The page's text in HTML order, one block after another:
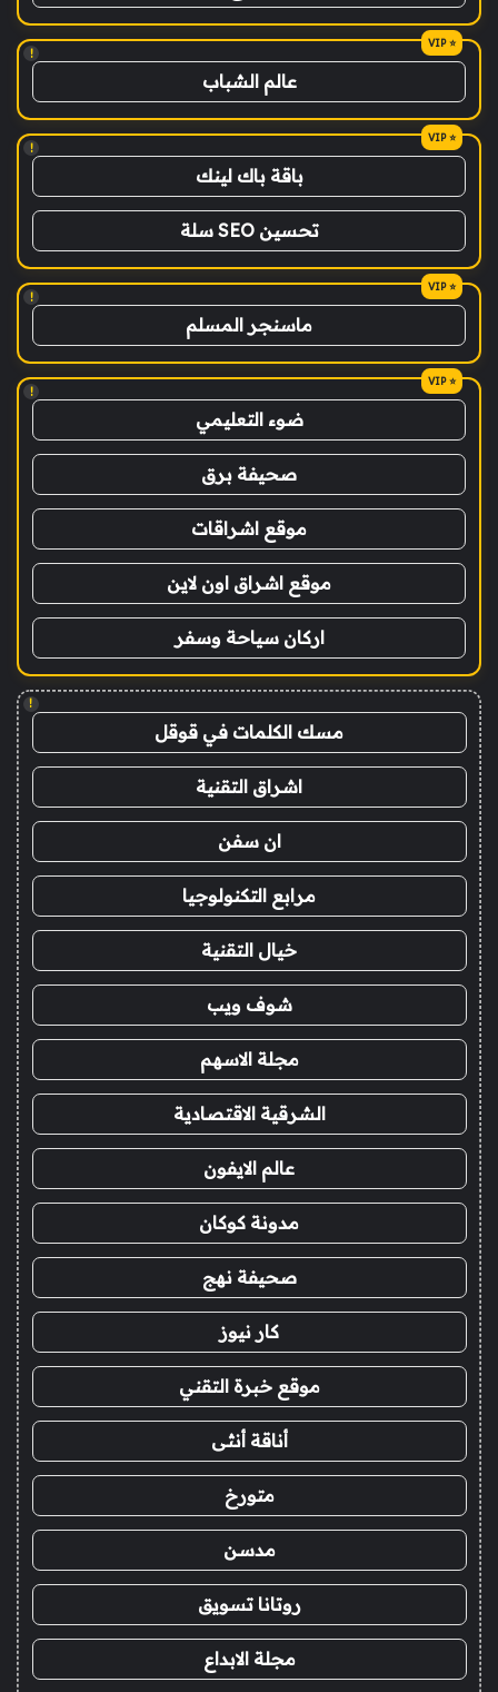
!
عالم الشباب
!
باقة باك لينك
تحسين SEO سلة
!
ماسنجر المسلم
!
ضوء التعليمي
صحيفة برق
موقع اشراقات
موقع اشراق اون لاين
اركان سياحة وسفر
!
مسك الكلمات في قوقل
اشراق التقنية
ان سفن
مرابع التكنولوجيا
خيال التقنية
شوف ويب
مجلة الاسهم
الشرقية الاقتصادية
عالم الايفون
مدونة كوكان
صحيفة نهج
كار نيوز
موقع خبرة التقني
أناقة أنثى
متورخ
مدسن
روتانا تسويق
مجلة الابداع